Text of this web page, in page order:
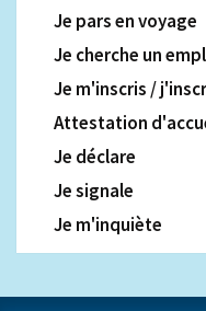
Je pars en voyage
Je cherche un
Je m'inscris /
Attestation
Je déclare
Je signale
Je m'inquiète